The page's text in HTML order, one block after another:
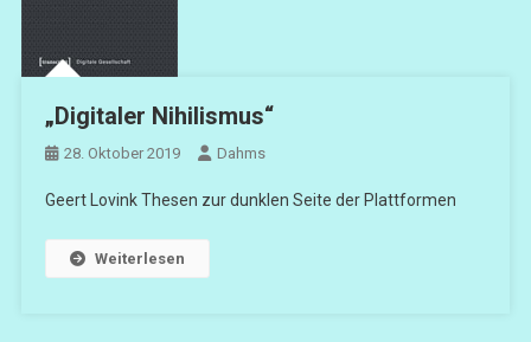
„Digitaler Nihilismus“
28. Oktober 2019 Dahms
Geert Lovink Thesen zur dunklen Seite der Plattformen
Weiterlesen